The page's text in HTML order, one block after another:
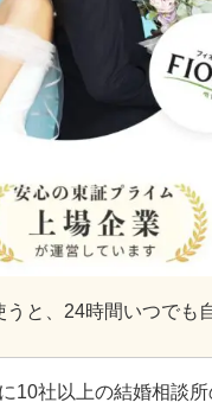
うと、24時間いつでも
10社以上の結婚相談